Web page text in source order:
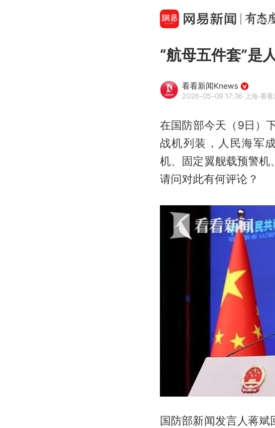
“航母五件套”是
看看新闻Knews
2026-05-09 17:36·上海·看
在国防部今天（9日）
战机列装，人民海军
机、固定翼舰载预警机
请问对此有何评论？
国防部新闻发言人蒋斌